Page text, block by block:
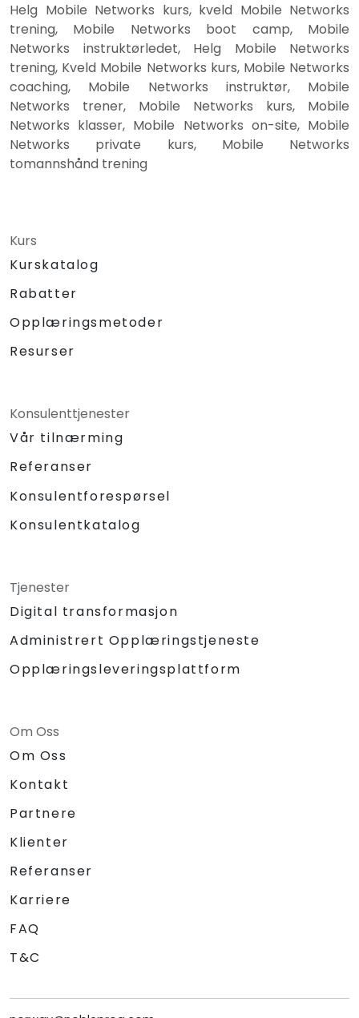
Helg Mobile Networks kurs, kveld Mobile Networks
trening, Mobile Networks boot camp, Mobile
Networks instruktørledet, Helg Mobile Networks
trening, Kveld Mobile Networks kurs, Mobile Networks
coaching, Mobile Networks instruktør, Mobile
Networks trener, Mobile Networks kurs, Mobile
Networks klasser, Mobile Networks on-site, Mobile
Networks private kurs, Mobile Networks
tomannshånd trening
Kurs
Kurskatalog
Rabatter
Opplæringsmetoder
Resurser
Konsulenttjenester
Vår tilnærming
Referanser
Konsulentforespørsel
Konsulentkatalog
Tjenester
Digital transformasjon
Administrert Opplæringstjeneste
Opplæringsleveringsplattform
Om Oss
Om Oss
Kontakt
Partnere
Klienter
Referanser
Karriere
FAQ
T&C